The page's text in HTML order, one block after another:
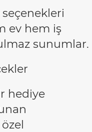
ev hem iş
sunumlar.
hediye